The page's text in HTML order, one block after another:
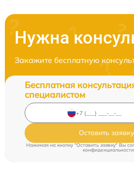
Нужна
Закажите бесплатную
Бесплатная
специалистом
Оставить заявку
Нажимая на кнопку "Оставить заявку" Вы
конфиденциальности